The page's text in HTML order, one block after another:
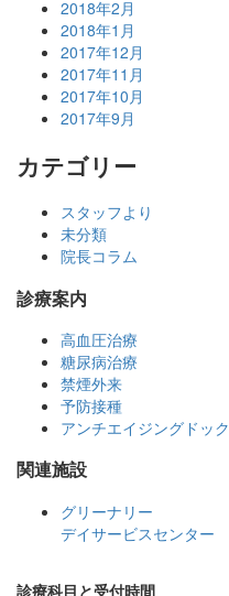
2018年2月
2018年1月
2017年12月
2017年11月
2017年10月
2017年9月
カテゴリー
スタッフより
未分類
院長コラム
診療案内
高血圧治療
糖尿病治療
禁煙外来
予防接種
アンチエイジングドック
関連施設
グリーナリー
デイサービスセンター
診療科目と受付時間